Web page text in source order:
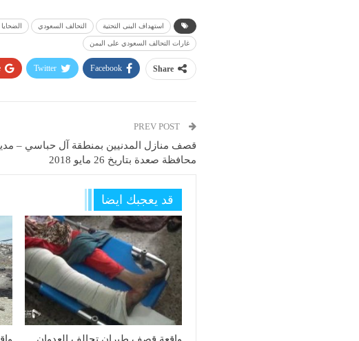
استهداف البنى التحتية التحالف السعودي
غارات التحالف السعودي على اليمن
Share
Facebook
Twitter
PREV POST
قصف منازل المدنيين بمنطقة آل حباسي –
محافظة صعدة بتاريخ 26 مايو 2018
قد يعجبك ايضا